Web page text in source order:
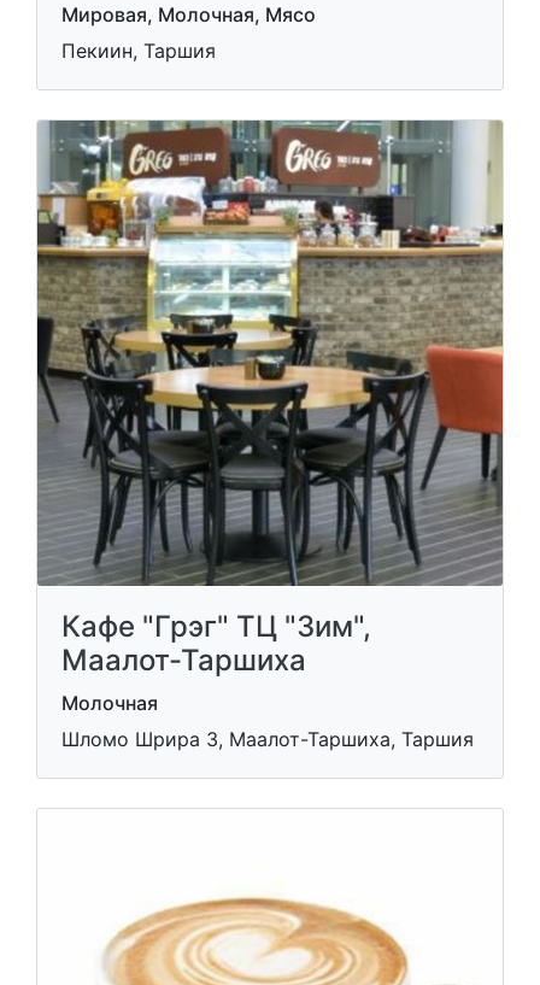
Мировая, Молочная, Мясо
Пекиин, Таршия
Кафе "Грэг" ТЦ "Зим",
Маалот-Таршиха
Молочная
Шломо Шрира 3, Маалот-Таршиха, Таршия